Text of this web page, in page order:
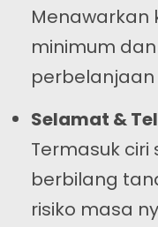
Menawarkan
minimum
Selamat &
Termasuk
berbilang
risiko masa